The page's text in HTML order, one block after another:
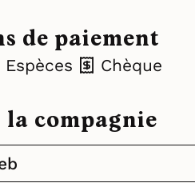
de paiement
Espèces Chèque
la compagnie